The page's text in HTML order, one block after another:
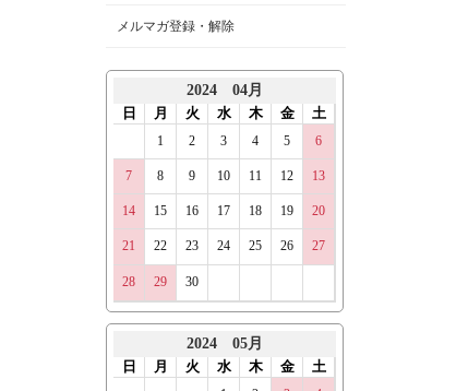
メルマガ登録・解除